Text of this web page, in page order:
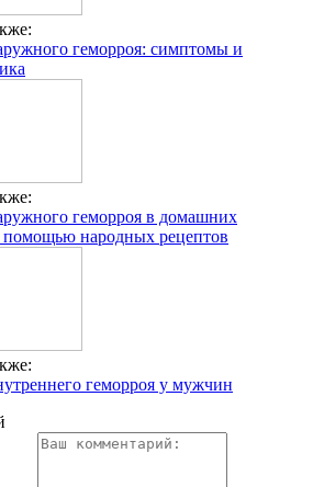
геморроя: симптомы и
геморроя в домашних
помощью народных рецептов
геморроя у мужчин